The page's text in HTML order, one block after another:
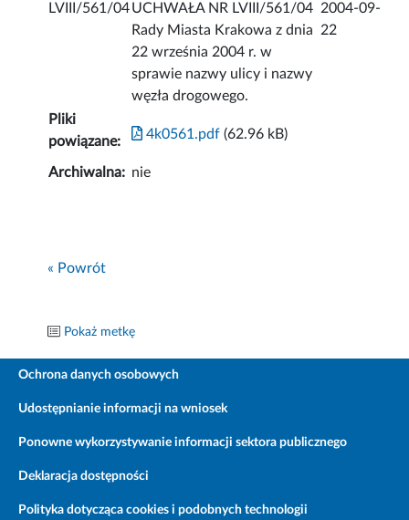
LVIII/561/04UCHWAŁA NR LVIII/561/04
Rady Miasta Krakowa z dnia
22 września 2004 r. w
sprawie nazwy ulicy i nazwy
węzła drogowego.
2004-09-
22
Pliki
powiązane:
4k0561.pdf (62.96 kB)
Archiwalna: nie
« Powrót
Pokaż metkę
Ochrona danych osobowych
Udostępnianie informacji na wniosek
Ponowne wykorzystywanie informacji sektora publicznego
Deklaracja dostępności
Polityka dotycząca cookies i podobnych technologii